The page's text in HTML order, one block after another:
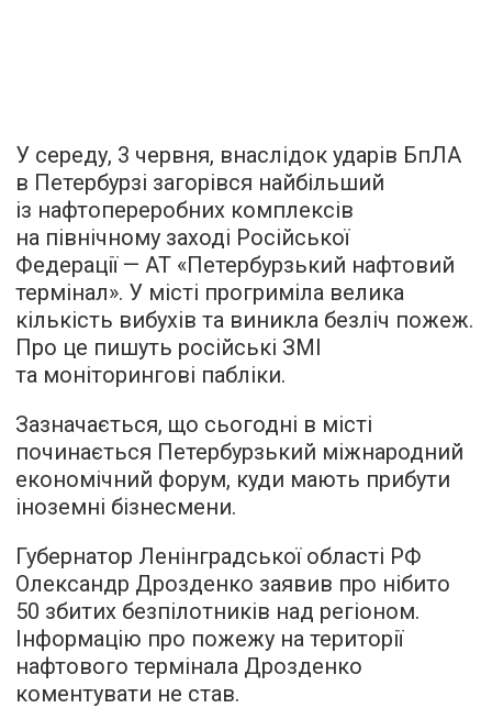
У середу, 3 червня, внаслідок ударів БпЛА
в Петербурзі загорівся найбільший
із нафтопереробних комплексів
на північному заході Російської
Федерації — АТ «Петербурзький нафтовий
термінал». У місті прогриміла велика
кількість вибухів та виникла безліч пожеж.
Про це пишуть російські ЗМІ
та моніторингові пабліки.
Зазначається, що сьогодні в місті
починається Петербурзький міжнародний
економічний форум, куди мають прибути
іноземні бізнесмени.
Губернатор Ленінградської області РФ
Олександр Дрозденко заявив про нібито
50 збитих безпілотників над регіоном.
Інформацію про пожежу на території
нафтового термінала Дрозденко
коментувати не став.